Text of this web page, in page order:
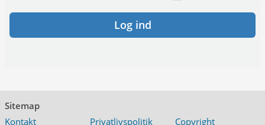
Log ind
Sitemap
Kontakt
Privatlivspolitik Copyright